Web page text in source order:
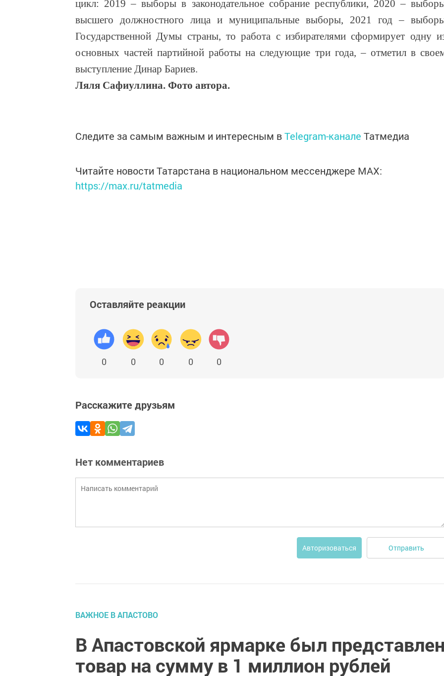
цикл: 2019 – выборы в законодательное собрание республики, 2020 –
высшего должностного лица и муниципальные выборы, 2021 год –
Государственной Думы страны, то работа с избирателями сформирует одну
основных частей партийной работы на следующие три года, – отметил в
выступление Динар Бариев.
Ляля Сафиуллина. Фото автора.
Следите за самым важным и интересным вTelegram-канале Татмедиа
Читайте новости Татарстана в национальном мессенджере MАХ:
https://max.ru/tatmedia
Оставляйте реакции
0 0 0 0 0
Расскажите друзьям
Нет комментариев
Авторизоваться Отправить
ВАЖНОЕ В АПАСТОВО
В Апастовской ярмарке был представлен
товар на сумму в 1 миллион рублей